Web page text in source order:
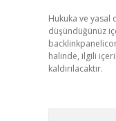
Hukuka ve yasal
düşündüğünüz
halinde, ilgili
kaldırılacaktır.